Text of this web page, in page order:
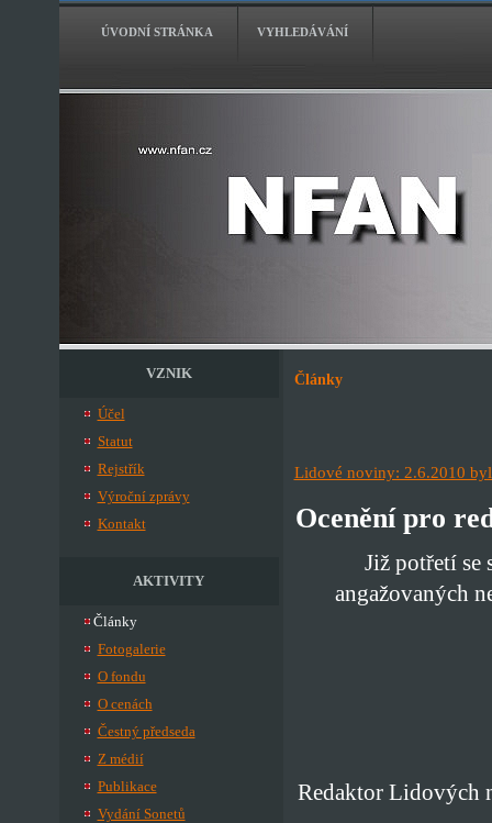
ÚVODNÍ STRÁNKA VYHLEDÁVÁNÍ
VZNIK
Účel
Statut
Rejstřík
Výroční zprávy
Kontakt
AKTIVITY
Články
Fotogalerie
O fondu
O cenách
Čestný předseda
Z médií
Publikace
Vydání Sonetů
Články
Lidové noviny: 2.6.2010
Ocenění pro
Již potřetí se
angažovaných
Redaktor Lidových